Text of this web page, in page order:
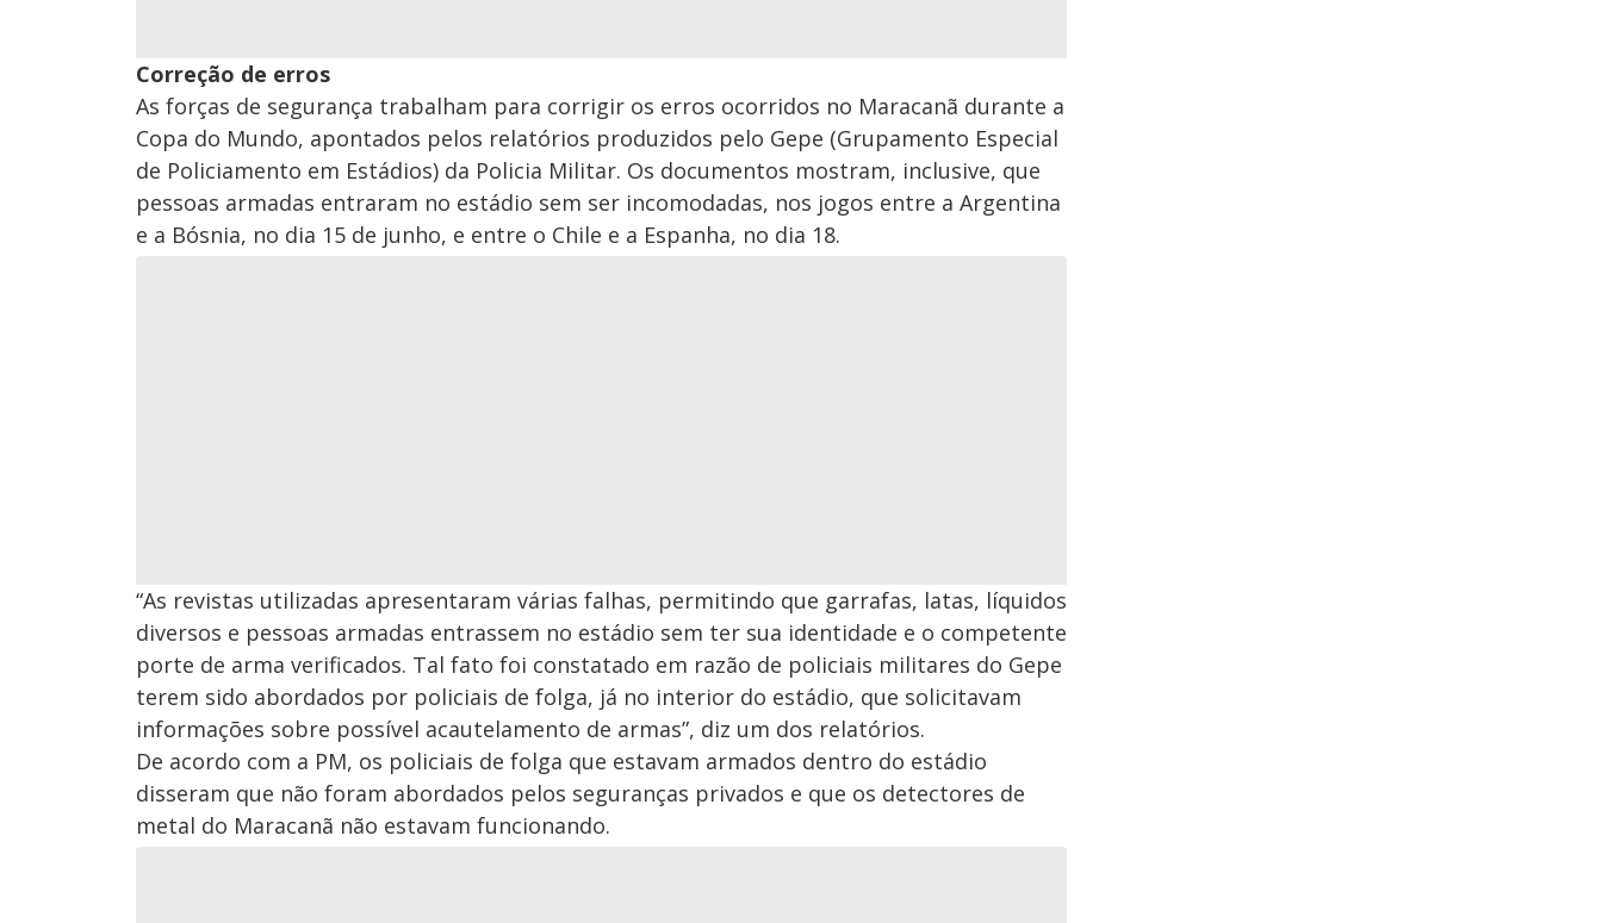
Correção de erros
As forças de segurança trabalham para corrigir os erros ocorridos no Maracanã durante a
Copa do Mundo, apontados pelos relatórios produzidos pelo Gepe (Grupamento Especial
de Policiamento em Estádios) da Policia Militar. Os documentos mostram, inclusive, que
pessoas armadas entraram no estádio sem ser incomodadas, nos jogos entre a Argentina
e a Bósnia, no dia 15 de junho, e entre o Chile e a Espanha, no dia 18.
“As revistas utilizadas apresentaram várias falhas, permitindo que garrafas, latas, líquidos
diversos e pessoas armadas entrassem no estádio sem ter sua identidade e o competente
porte de arma verificados. Tal fato foi constatado em razão de policiais militares do Gepe
terem sido abordados por policiais de folga, já no interior do estádio, que solicitavam
informações sobre possível acautelamento de armas”, diz um dos relatórios.
De acordo com a PM, os policiais de folga que estavam armados dentro do estádio
disseram que não foram abordados pelos seguranças privados e que os detectores de
metal do Maracanã não estavam funcionando.